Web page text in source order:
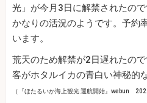
光」が今月3日に解禁されたの
かなりの活況のようです。予約
います。
荒天のため解禁が2日遅れたの
客がホタルイカの青白い神秘的
（『ほたるいか海上観光 運航開始』webun